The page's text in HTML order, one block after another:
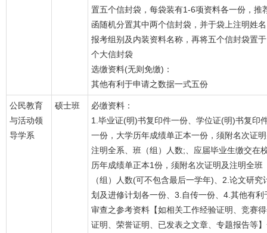
置五个信封袋，每袋装有1-6项资料各一份，推
函随机分置其中两个信封袋，并于袋上注明姓
报考组别及内装资料名称，再将五个信封袋置
个大信封袋
选缴资料(无则免缴)：
其他有利于申请之数据一式五份
公民教育
与活动领
导学系
硕士班
必缴资料：
1.毕业证(明)书复印件一份、学位证(明)书复印
一份，大学历年成绩单正本一份，须附名次证
注明全系、班（组）人数;、应届毕业生缴交在
历年成绩单正本1份，须附名次证明及注明全班
（组）人数(可不包含最后一学年)、2.论文研究
划及进修计划各一份、3.自传一份、4.其他有利
审查之参考资料【如相关工作经验证明、竞赛
证明、荣誉证明、已发表之文章、专题报告等